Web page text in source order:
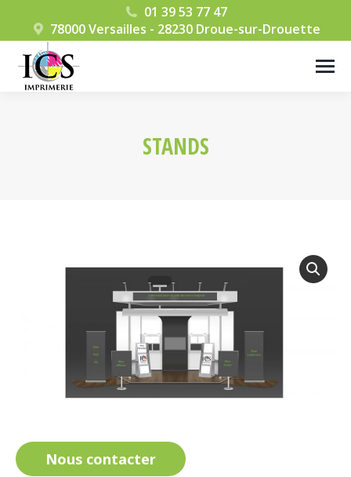
01 39 53 77 47
78000 Versailles - 28230 Droue-sur-Drouette
STANDS
Nous contacter